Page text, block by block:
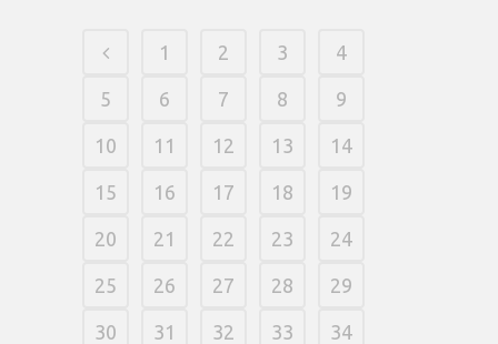
1 2 3 4
5 6 7 8 9
10 11 12 13 14
15 16 17 18 19
20 21 22 23 24
25 26 27 28 29
30 31 32 33 34